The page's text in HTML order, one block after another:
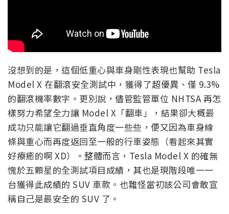
沒想到的是，這個低重心與車身剛性表現也幫助 Tesla
Model X 在翻滾安全測試中，獲得了超優異、僅 9.3%
的翻滾機率數字。更別說，儘管監管單位 NHTSA 再怎
樣努力希望全力讓 Model X「翻車」，結果卻大概最
成功只能讓它翻過垂直角度一些些，便又因為車身線
條與重心而再度返回至一般的行車姿態（看起來其實
好療癒的啊 XD）。整體而言，Tesla Model X 的確無
愧於五顆星的全測試項目成績，其也是現階段唯一一
台獲得此成績的 SUV 車款。也難怪當初該公司會敢宣
稱自己是最安全的 SUV 了。